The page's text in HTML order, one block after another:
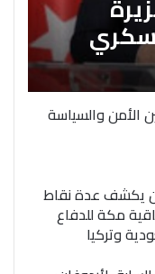
الأمن والسياسة
يكشف عدة نقاط
مكة للدفاع
وتركيا